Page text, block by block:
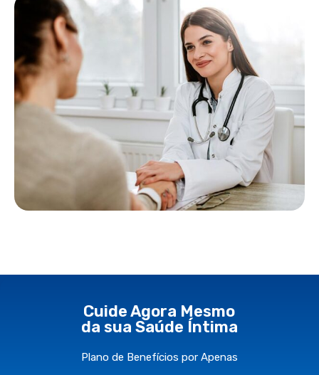
Cuide Agora Mesmo
da sua Saúde Íntima
Plano de Benefícios por Apenas